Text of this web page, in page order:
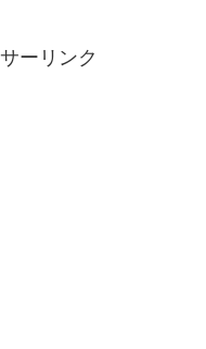
ーリンク